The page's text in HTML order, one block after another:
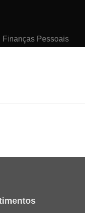
Finanças Pessoais